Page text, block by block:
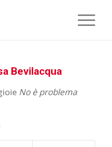
Bevilacqua
No è problema